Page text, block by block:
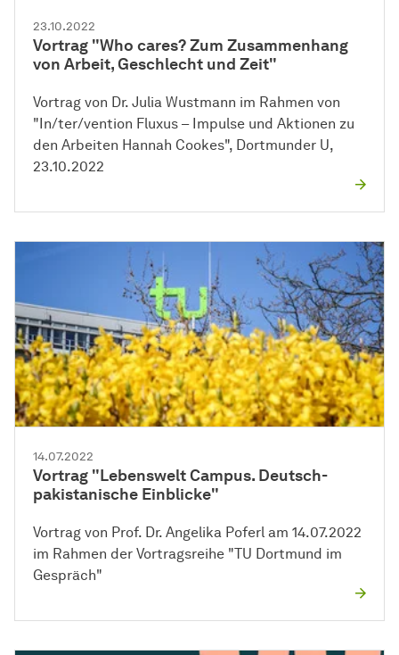
23.10.2022
Vortrag "Who cares? Zum Zusammenhang
von Arbeit, Geschlecht und Zeit"
Vortrag von Dr. Julia Wustmann im Rahmen von
"In/ter/vention Fluxus – Impulse und Aktionen zu
den Arbeiten Hannah Cookes", Dortmunder U,
23.10.2022
14.07.2022
Vortrag "Lebenswelt Campus. Deutsch-
pakistanische Einblicke"
Vortrag von Prof. Dr. Angelika Poferl am 14.07.2022
im Rahmen der Vortragsreihe "TU Dortmund im
Gespräch"